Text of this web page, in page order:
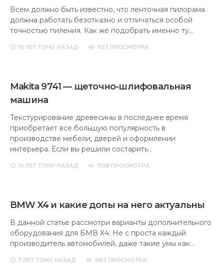
Всем должно быть известно, что ленточная пилорама
должна работать безотказно и отличаться особой
точностью пиления. Как же подобрать именно ту…
10 ЛЕТ ТОМУ НАЗАД 953 ПРОСМОТРА
Makita 9741 — щеточно-шлифовальная
машина
Текстурирование древесины в последнее время
приобретает все большую популярность в
производстве мебели, дверей и оформлении
интерьера. Если вы решили состарить…
14 ЛЕТ ТОМУ НАЗАД 1108 ПРОСМОТРА
BMW X4 и какие допы на него актуальны
В данной статье рассмотри варианты дополнительного
оборудования для БМВ Х4. Не с проста каждый
производитель автомобилей, даже такие умы как…
7 ЛЕТ ТОМУ НАЗАД 963 ПРОСМОТРА